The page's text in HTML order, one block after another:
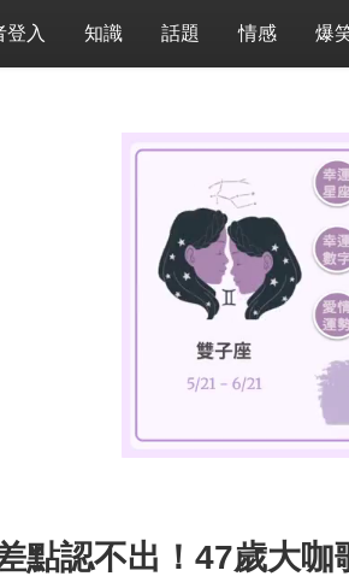
登入 知識 話題 情感 爆
點認不出！47歲大